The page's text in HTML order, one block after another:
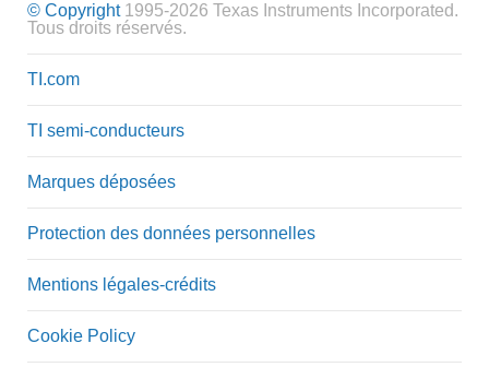
© Copyright1995-2026 Texas Instruments Incorporated.
Tous droits réservés.
TI.com
TI semi-conducteurs
Marques déposées
Protection des données personnelles
Mentions légales-crédits
Cookie Policy